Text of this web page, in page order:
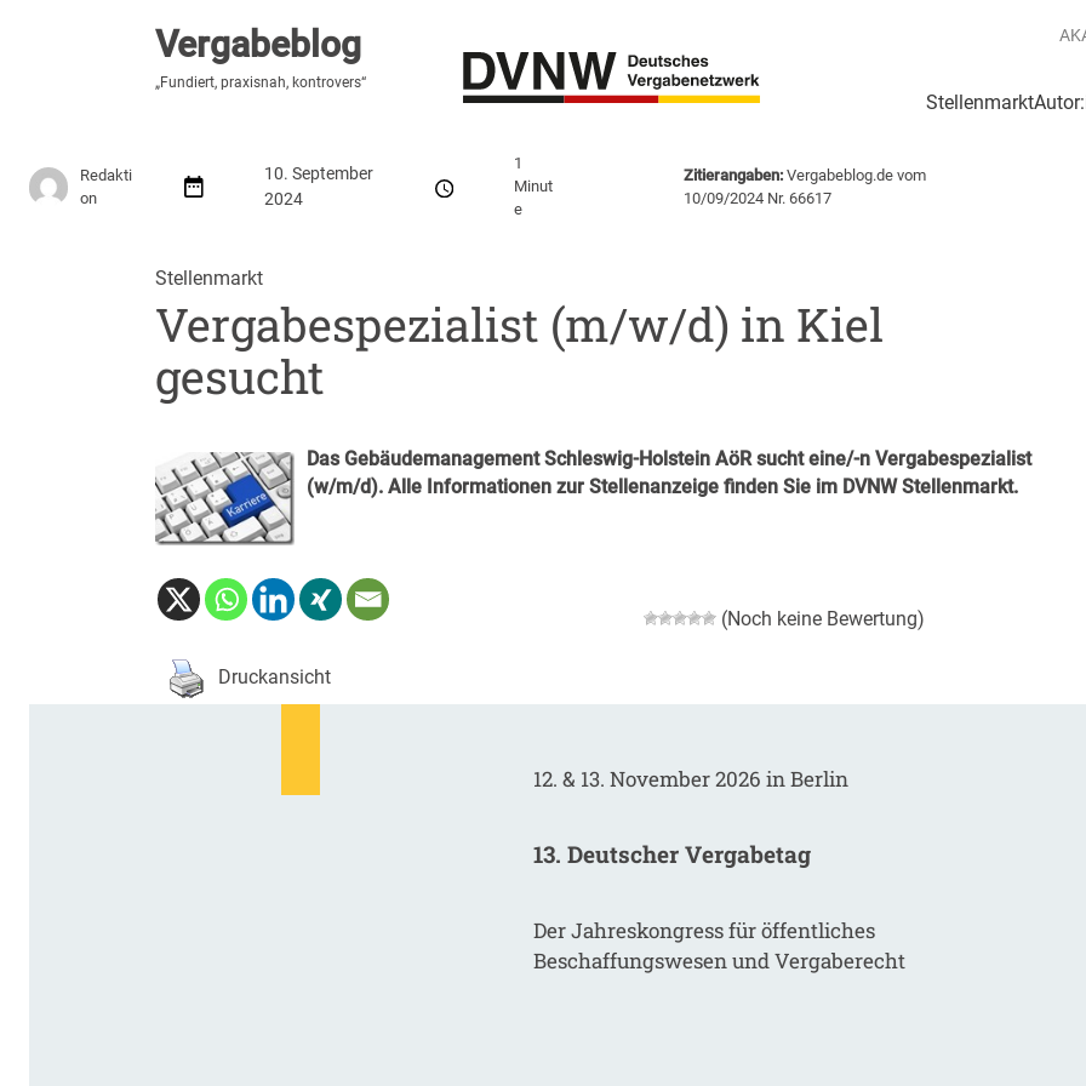
Vergabeblog
„Fundiert, praxisnah, kontrovers“
Stellenmarkt
Vergabeblog
„Hier lesen Sie es zuerst“
Redakti
on
10. September
2024
1
Minut
e
Zitierangaben:Vergabeblog.de vom
10/09/2024 Nr. 66617
Stellenmarkt
Vergabespezialist (m/w/d) in Kiel
gesucht
Das Gebäudemanagement Schleswig-Holstein AöR sucht eine/-n Vergabespezialist
(w/m/d). Alle Informationen zur Stellenanzeige finden Sie im DVNW Stellenmarkt.
(Noch keine Bewertung)
Druckansicht
12. & 13. November 2026 in Berlin
13. Deutscher Vergabetag
Der Jahreskongress für öffentliches
Beschaffungswesen und Vergaberecht